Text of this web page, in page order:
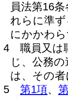
員法第16
れらに準
にかかわ
4
職員又は
じ、公務
は、その
5
第1項、